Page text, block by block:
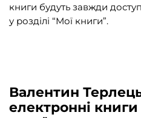
книги будуть завжди
у розділі “Мої книги”.
Валентин
електронні книги